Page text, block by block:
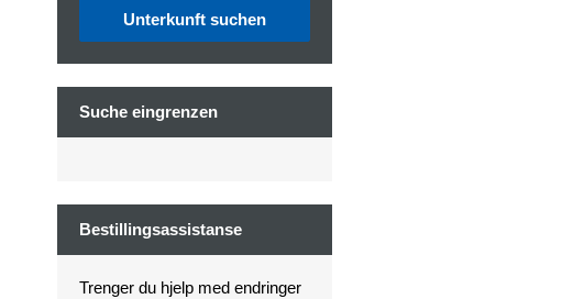
Unterkunft suchen
Suche eingrenzen
Bestillingsassistanse
Trenger du hjelp med endringer